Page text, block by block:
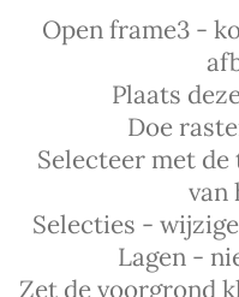
Open frame3 -
Plaats
Doe
Selecteer met
van
Selecties -
Lagen -
Zet de voorgrond